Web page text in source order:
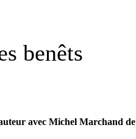
benêts
avec Michel Marchand de